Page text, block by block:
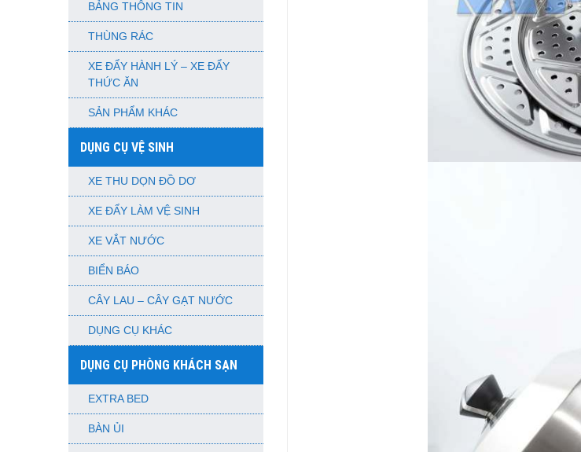
BẢNG THÔNG TIN
THÙNG RÁC
XE ĐẨY HÀNH LÝ – XE ĐẨY
THỨC ĂN
SẢN PHẨM KHÁC
DỤNG CỤ VỆ SINH
XE THU DỌN ĐỒ DƠ
XE ĐẨY LÀM VỆ SINH
XE VẮT NƯỚC
BIỂN BÁO
CÂY LAU – CÂY GẠT NƯỚC
DỤNG CỤ KHÁC
DỤNG CỤ PHÒNG KHÁCH SẠN
EXTRA BED
BÀN ỦI